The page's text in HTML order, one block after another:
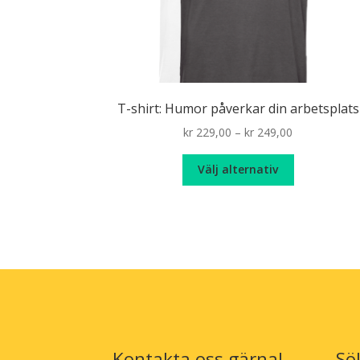
T-shirt: Humor påverkar din arbetsplats
kr 229,00 – kr 249,00
through
Välj alternativ
De